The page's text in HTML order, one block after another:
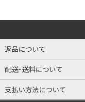
返品について
配送・送料について
支払い方法について